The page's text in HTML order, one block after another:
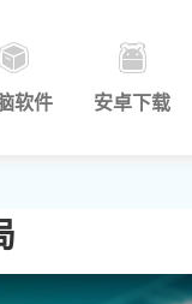
软件 安卓下载